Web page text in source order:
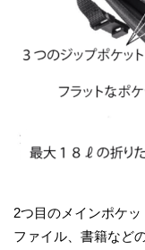
2つ目のメインポケ
ファイル、書籍など